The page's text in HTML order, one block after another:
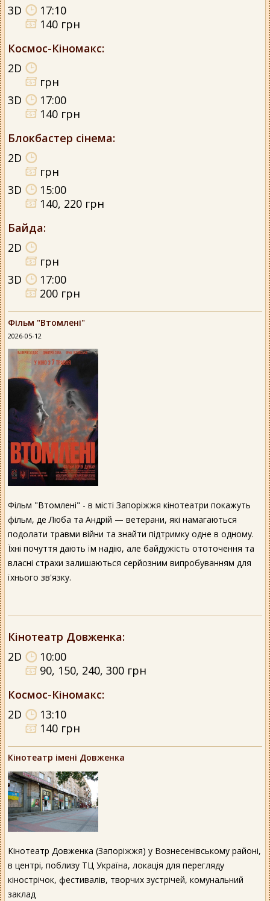
3D
17:10
140 грн
Космос-Кіномакс:
2D
грн
3D
17:00
140 грн
Блокбастер сінема:
2D
грн
3D
15:00
140, 220 грн
Байда:
2D
грн
3D
17:00
200 грн
Фільм "Втомлені"
2026-05-12
Фільм "Втомлені" - в місті Запоріжжя кінотеатри покажуть
фільм, де Люба та Андрій — ветерани, які намагаються
подолати травми війни та знайти підтримку одне в одному.
Їхні почуття дають їм надію, але байдужість ототочення та
власні страхи залишаються серйозним випробуванням для
їхнього зв'язку.
Кінотеатр Довженка:
2D
10:00
90, 150, 240, 300 грн
Космос-Кіномакс:
2D
13:10
140 грн
Кінотеатр імені Довженка
Кінотеатр Довженка (Запоріжжя) у Вознесенівському районі,
в центрі, поблизу ТЦ Україна, локація для перегляду
кінострічок, фестивалів, творчих зустрічей, комунальний
заклад